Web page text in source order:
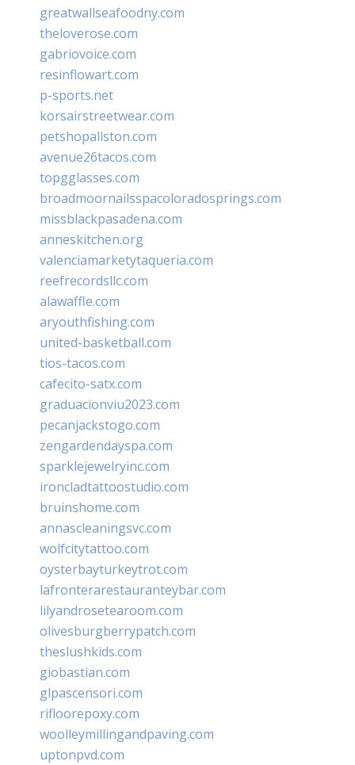
greatwallseafoodny.com
theloverose.com
gabriovoice.com
resinflowart.com
p-sports.net
korsairstreetwear.com
petshopallston.com
avenue26tacos.com
topgglasses.com
broadmoornailsspacoloradosprings.com
missblackpasadena.com
anneskitchen.org
valenciamarketytaqueria.com
reefrecordsllc.com
alawaffle.com
aryouthfishing.com
united-basketball.com
tios-tacos.com
cafecito-satx.com
graduacionviu2023.com
pecanjackstogo.com
zengardendayspa.com
sparklejewelryinc.com
ironcladtattoostudio.com
bruinshome.com
annascleaningsvc.com
wolfcitytattoo.com
oysterbayturkeytrot.com
lafronterarestauranteybar.com
lilyandrosetearoom.com
olivesburgberrypatch.com
theslushkids.com
giobastian.com
glpascensori.com
rifloorepoxy.com
woolleymillingandpaving.com
uptonpvd.com